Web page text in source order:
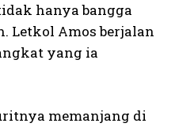
hanya bangga
Letkol Amos berjalan
yang ia
memanjang di